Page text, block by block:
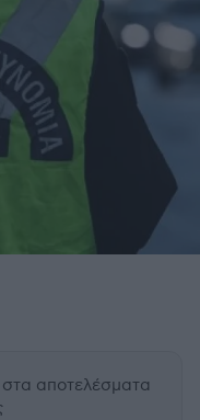
στα αποτελέσματα